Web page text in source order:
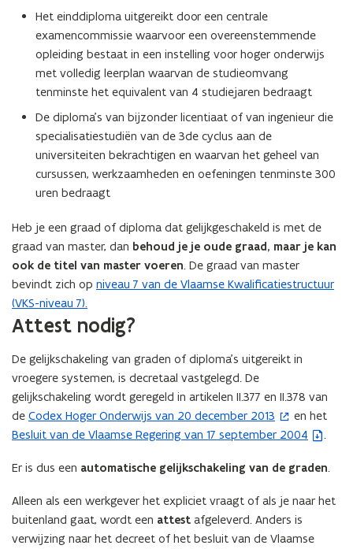
Het einddiploma uitgereikt door een centrale
examencommissie waarvoor een overeenstemmende
opleiding bestaat in een instelling voor hoger onderwijs
met volledig leerplan waarvan de studieomvang
tenminste het equivalent van 4 studiejaren bedraagt
De diploma’s van bijzonder licentiaat of van ingenieur die
specialisatiestudiën van de 3de cyclus aan de
universiteiten bekrachtigen en waarvan het geheel van
cursussen, werkzaamheden en oefeningen tenminste 300
uren bedraagt
Heb je een graad of diploma dat gelijkgeschakeld is met de
graad van master, dan behoud je je oude graad, maar je kan
ook de titel van master voeren. De graad van master
bevindt zich op niveau 7 van de Vlaamse Kwalificatiestructuur
(VKS-niveau 7).
Attest nodig?
De gelijkschakeling van graden of diploma’s uitgereikt in
vroegere systemen, is decretaal vastgelegd. De
gelijkschakeling wordt geregeld in artikelen II.377 en II.378 van
de Codex Hoger Onderwijs van 20 december 2013
(
o
e
en het
Besluit van de Vlaamse Regering van 17 september 2004
(
e
.
Er is dus een automatische gelijkschakeling van de graden.
Alleen als een werkgever het expliciet vraagt of als je naar het
buitenland gaat, wordt een attest afgeleverd. Anders is
verwijzing naar het decreet of het besluit van de Vlaamse